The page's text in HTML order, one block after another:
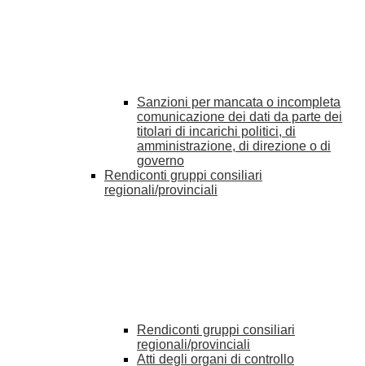
Sanzioni per mancata o incompleta
comunicazione dei dati da parte dei
titolari di incarichi politici, di
amministrazione, di direzione o di
governo
Rendiconti gruppi consiliari
regionali/provinciali
Rendiconti gruppi consiliari
regionali/provinciali
Atti degli organi di controllo